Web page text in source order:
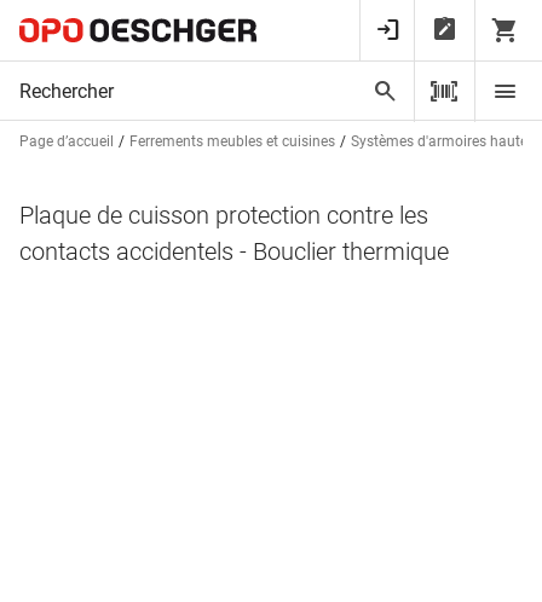
Page d’accueil Ferrements meubles et cuisines Systèmes d'armoires hautes
Plaque de cuisson protection contre les
contacts accidentels - Bouclier thermique